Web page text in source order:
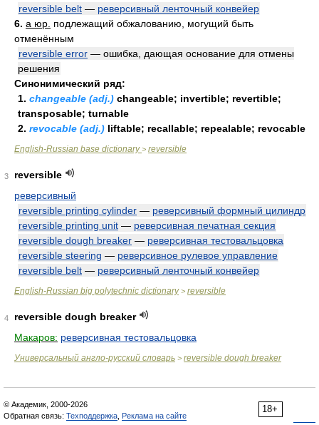
reversible belt — реверсивный ленточный конвейер
6. a юр. подлежащий обжалованию, могущий быть
отменённым
reversible error — ошибка, дающая основание для отмены
решения
Синонимический ряд:
1. changeable (adj.) changeable; invertible; revertible;
transposable; turnable
2. revocable (adj.) liftable; recallable; repealable; revocable
English-Russian base dictionary> reversible
3
reversible
реверсивный
reversible printing cylinder — реверсивный формный цилиндр
reversible printing unit — реверсивная печатная секция
reversible dough breaker — реверсивная тестовальцовка
reversible steering — реверсивное рулевое управление
reversible belt — реверсивный ленточный конвейер
English-Russian big polytechnic dictionary> reversible
4
reversible dough breaker
Макаров: реверсивная тестовальцовка
Универсальный англо-русский словарь > reversible dough breaker
18+
© Академик, 2000-2026
Обратная связь: Техподдержка Реклама на сайте